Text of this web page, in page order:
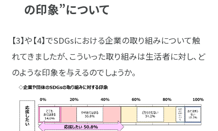
の印象”について
【3】や【4】でSDGsにおける企業の取り組みについて触
れてきましたが、こういった取り組みは生活者に対し、ど
のような印象を与えるのでしょうか。